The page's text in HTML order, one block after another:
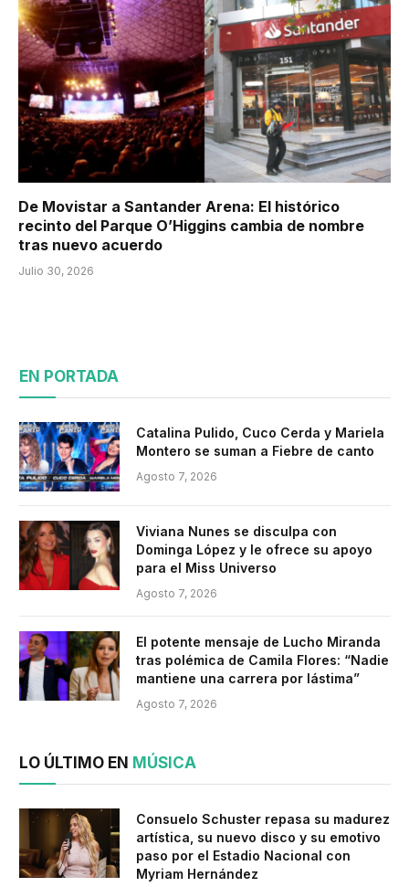
De Movistar a Santander Arena: El histórico
recinto del Parque O’Higgins cambia de nombre
tras nuevo acuerdo
Julio 30, 2026
EN PORTADA
Catalina Pulido, Cuco Cerda y Mariela
Montero se suman a Fiebre de canto
Agosto 7, 2026
Viviana Nunes se disculpa con
Dominga López y le ofrece su apoyo
para el Miss Universo
Agosto 7, 2026
El potente mensaje de Lucho Miranda
tras polémica de Camila Flores: “Nadie
mantiene una carrera por lástima”
Agosto 7, 2026
LO ÚLTIMO EN MÚSICA
Consuelo Schuster repasa su madurez
artística, su nuevo disco y su emotivo
paso por el Estadio Nacional con
Myriam Hernández